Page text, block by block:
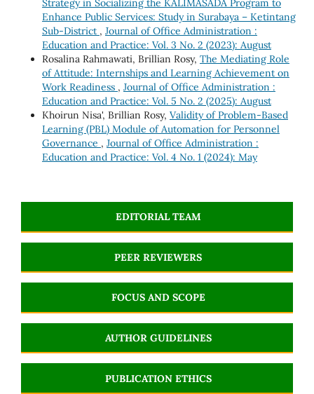
Strategy in Socializing the KALIMASADA Program to
Enhance Public Services: Study in Surabaya – Ketintang
Sub-District , Journal of Office Administration :
Education and Practice: Vol. 3 No. 2 (2023): August
Rosalina Rahmawati, Brillian Rosy, The Mediating Role
of Attitude: Internships and Learning Achievement on
Work Readiness , Journal of Office Administration :
Education and Practice: Vol. 5 No. 2 (2025): August
Khoirun Nisa', Brillian Rosy, Validity of Problem-Based
Learning (PBL) Module of Automation for Personnel
Governance , Journal of Office Administration :
Education and Practice: Vol. 4 No. 1 (2024): May
EDITORIAL TEAM
PEER REVIEWERS
FOCUS AND SCOPE
AUTHOR GUIDELINES
PUBLICATION ETHICS